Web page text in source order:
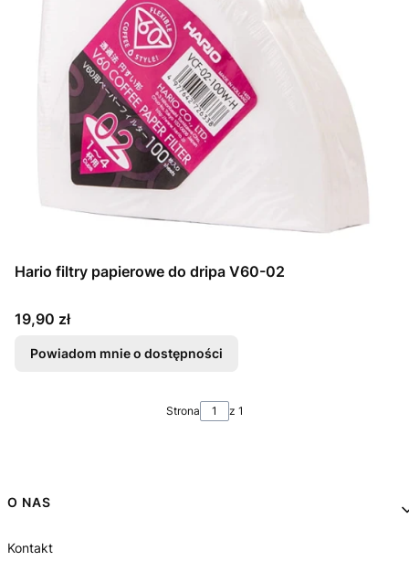
Hario filtry papierowe do dripa V60-02
Cena
19,90 zł
Powiadom mnie o dostępności
Strona z 1
Linki w stopce
O NAS
Kontakt